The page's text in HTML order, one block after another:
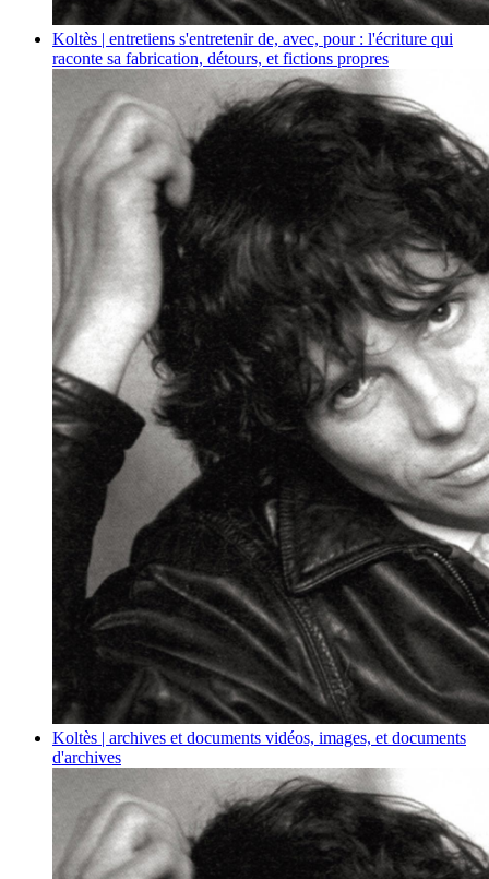
Koltès | entretiens s'entretenir de, avec, pour : l'écriture qui
raconte sa fabrication, détours, et fictions propres
Koltès | archives et documents vidéos, images, et documents
d'archives